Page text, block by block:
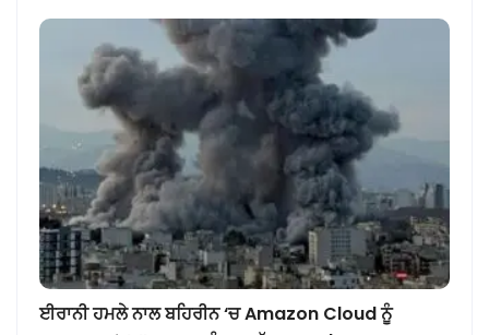
ਈਰਾਨੀ ਹਮਲੇ ਨਾਲ ਬਹਿਰੀਨ ‘ਚ Amazon Cloud ਨੂੰ